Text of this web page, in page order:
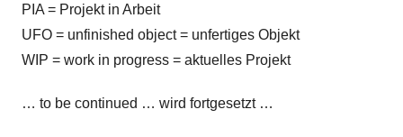
PIA = Projekt in Arbeit
UFO = unfinished object = unfertiges Objekt
WIP = work in progress = aktuelles Projekt
… to be continued … wird fortgesetzt …